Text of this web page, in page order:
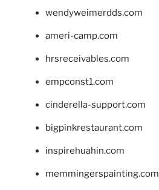
wendyweimerdds.com
ameri-camp.com
hrsreceivables.com
empconst1.com
cinderella-support.com
bigpinkrestaurant.com
inspirehuahin.com
memmingerspainting.com